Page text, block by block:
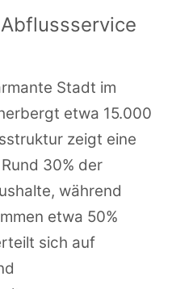
Stadt im
etwa 15.000
zeigt eine
30% der
während
etwa 50%
sich auf